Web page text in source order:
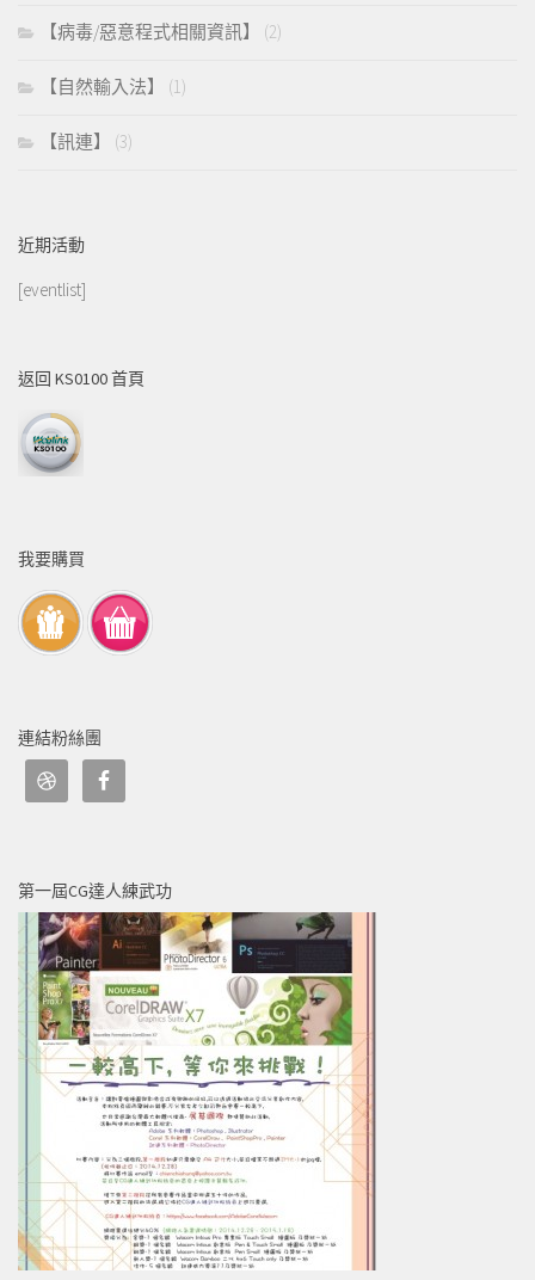
【病毒/惡意程式相關資訊】 (2)
【自然輸入法】 (1)
【訊連】 (3)
近期活動
[eventlist]
返回 KS0100 首頁
我要購買
連結粉絲團
第一屆CG達人練武功